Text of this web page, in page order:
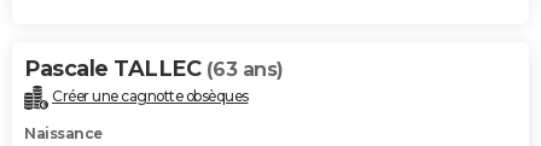
Pascale TALLEC (63 ans)
Créer une cagnotte obsèques
Naissance